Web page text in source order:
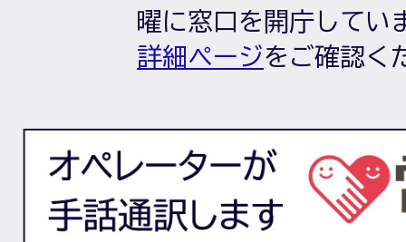
曜に窓口を開庁してい
詳細ページをご確認く